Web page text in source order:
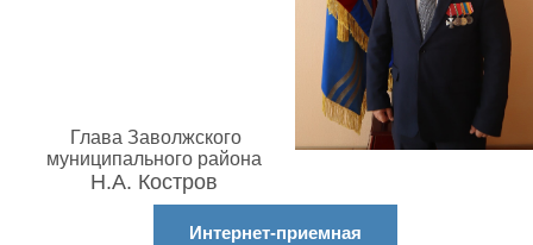
Глава Заволжского
муниципального района
Н.А. Костров
Интернет-приемная